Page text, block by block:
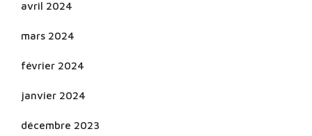
avril 2024
mars 2024
février 2024
janvier 2024
décembre 2023